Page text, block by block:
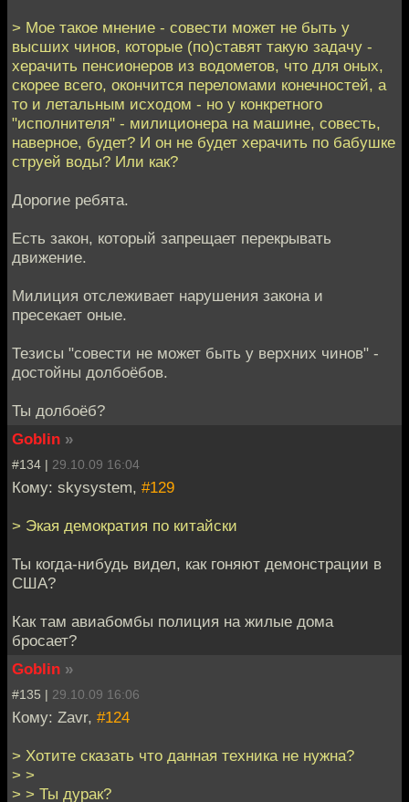
> Мое такое мнение - совести может не быть у
высших чинов, которые (по)ставят такую задачу -
херачить пенсионеров из водометов, что для оных,
скорее всего, окончится переломами конечностей, а
то и летальным исходом - но у конкретного
"исполнителя" - милиционера на машине, совесть,
наверное, будет? И он не будет херачить по бабушке
струей воды? Или как?
Дорогие ребята.
Есть закон, который запрещает перекрывать
движение.
Милиция отслеживает нарушения закона и
пресекает оные.
Тезисы "совести не может быть у верхних чинов" -
достойны долбоёбов.
Ты долбоёб?
Goblin »
#134 | 29.10.09 16:04
Кому: skysystem, #129
> Экая демократия по китайски
Ты когда-нибудь видел, как гоняют демонстрации в
США?
Как там авиабомбы полиция на жилые дома
бросает?
Goblin »
#135 | 29.10.09 16:06
Кому: Zavr, #124
> Хотите сказать что данная техника не нужна?
> >
> > Ты дурак?